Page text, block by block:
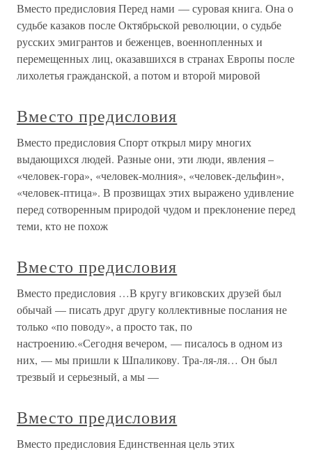
Вместо предисловия Перед нами — суровая книга. Она о
судьбе казаков после Октябрьской революции, о судьбе
русских эмигрантов и беженцев, военнопленных и
перемещенных лиц, оказавшихся в странах Европы после
лихолетья гражданской, а потом и второй мировой
Вместо предисловия
Вместо предисловия Спорт открыл миру многих
выдающихся людей. Разные они, эти люди, явления –
«человек-гора», «человек-молния», «человек-дельфин»,
«человек-птица». В прозвищах этих выражено удивление
перед сотворенным природой чудом и преклонение перед
теми, кто не похож
Вместо предисловия
Вместо предисловия …В кругу вгиковских друзей был
обычай — писать друг другу коллективные послания не
только «по поводу», а просто так, по
настроению.«Сегодня вечером, — писалось в одном из
них, — мы пришли к Шпаликову. Тра-ля-ля… Он был
трезвый и серьезный, а мы —
Вместо предисловия
Вместо предисловия Единственная цель этих